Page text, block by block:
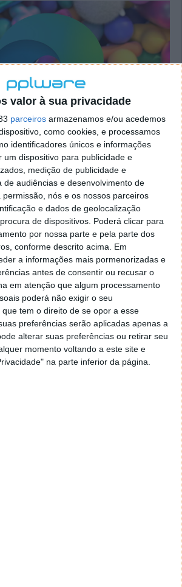
valor à sua privacidade
parceiros armazenamos e/ou acedemos
como cookies, e processamos
identificadores únicos e informações
um dispositivo para publicidade e
medição de publicidade e
de audiências e desenvolvimento de
permissão, nós e os nossos parceiros
e dados de geolocalização
de dispositivos. Poderá clicar para
por nossa parte e pela parte dos
conforme descrito acima. Em
a informações mais pormenorizadas e
antes de consentir ou recusar o
em atenção que algum processamento
poderá não exigir o seu
tem o direito de se opor a esse
preferências serão aplicadas apenas a
alterar suas preferências ou retirar seu
momento voltando a este site e
na parte inferior da página.
jogaram quase 9.000 anos de
gratuitos. São mais de 4,7 mil
jogados no Microsoft Edge
foi lançado.
pessoas jogavam o jogo de
do que toda a população
Beach, Califórnia, a "Surf City"
os jogadores ganharam uns
148 milhões de pontos de
Edge – o suficiente para pagar
de Xbox Game Pass Ultimate!
o Edge se ter tornado o browser
IA, a Microsoft não quer ficar por
apostará ainda mais na inovação